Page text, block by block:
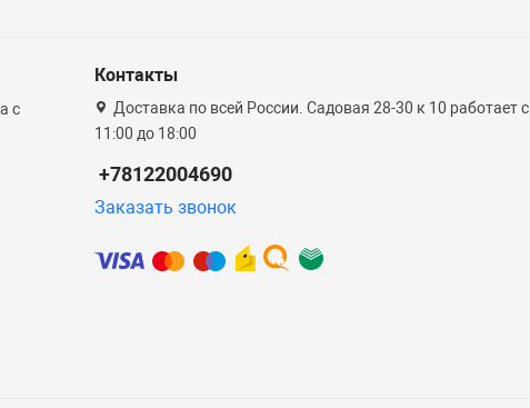
с
Контакты
Доставка по всей России. Садовая 28-30 к 10 работает с
11:00 до 18:00
+78122004690
Заказать звонок